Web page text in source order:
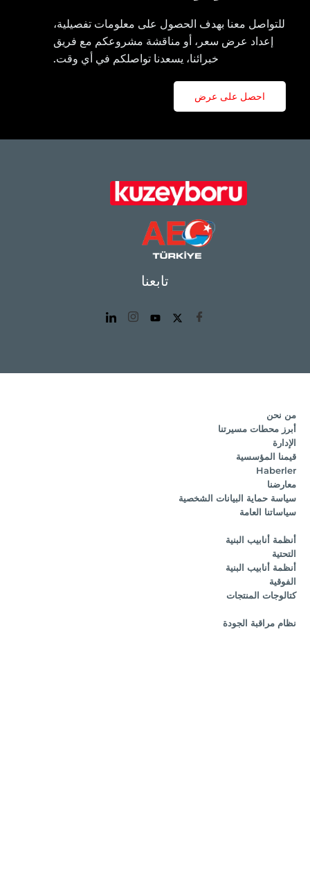
للتواصل معنا بهدف الحصول على معلومات تفصيلية،
إعداد عرض سعر، أو مناقشة مشروعكم مع فريق
خبرائنا، يسعدنا تواصلكم في أي وقت.
احصل على عرض
تابعنا
من نحن
أبرز محطات مسيرتنا
الإدارة
قيمنا المؤسسية
Haberler
معارضنا
سياسة حماية البيانات الشخصية
سياساتنا العامة
أنظمة أنابيب البنية
التحتية
أنظمة أنابيب البنية
الفوقية
كتالوجات المنتجات
نظام مراقبة الجودة